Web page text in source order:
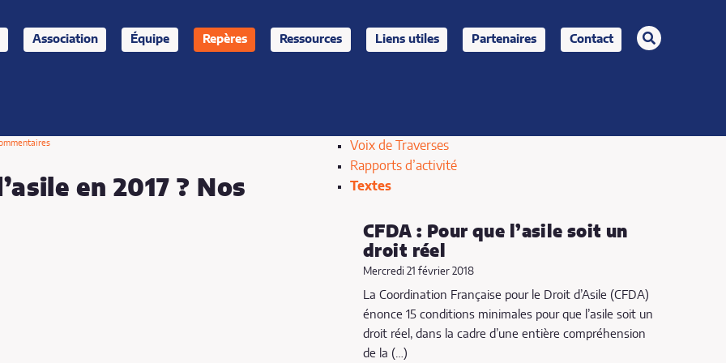
Association Équipe Repères Ressources Liens utiles Partenaires Contact
rechercher
en 2017 ? Nos
Voix de Traverses
Rapports d’activité
Textes
CFDA : Pour que l’asile soit un
droit réel
Mercredi 21 février 2018
La Coordination Française pour le Droit d’Asile (CFDA)
énonce 15 conditions minimales pour que l’asile soit un
droit réel, dans la cadre d’une entière compréhension
de la (…)